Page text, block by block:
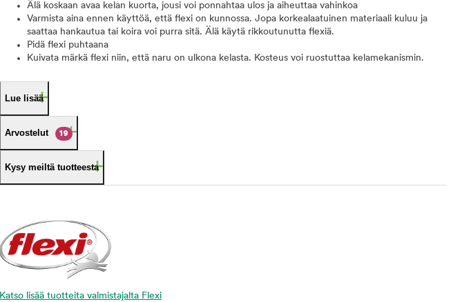
Älä koskaan avaa kelan kuorta, jousi voi ponnahtaa ulos ja aiheuttaa vahinkoa
Varmista aina ennen käyttöä, että flexi on kunnossa. Jopa korkealaatuinen materiaali kuluu ja
saattaa hankautua tai koira voi purra sitä. Älä käytä rikkoutunutta flexiä.
Pidä flexi puhtaana
Kuivata märkä flexi niin, että naru on ulkona kelasta. Kosteus voi ruostuttaa kelamekanismin.
Lue lisää
Arvostelut 19
Kysy meiltä tuotteesta
Katso lisää tuotteita valmistajalta Flexi